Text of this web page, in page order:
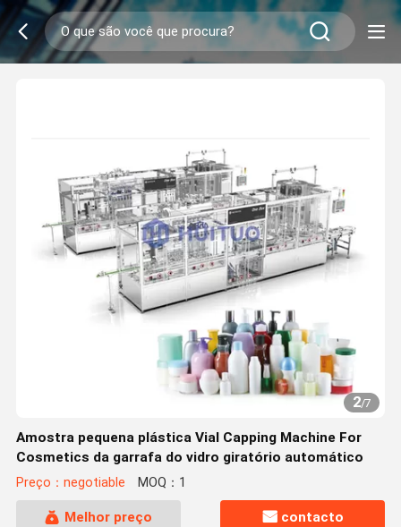
2/7
Amostra pequena plástica Vial Capping Machine For
Cosmetics da garrafa do vidro giratório automático
Preço：negotiable MOQ：1
Melhor preço contacto